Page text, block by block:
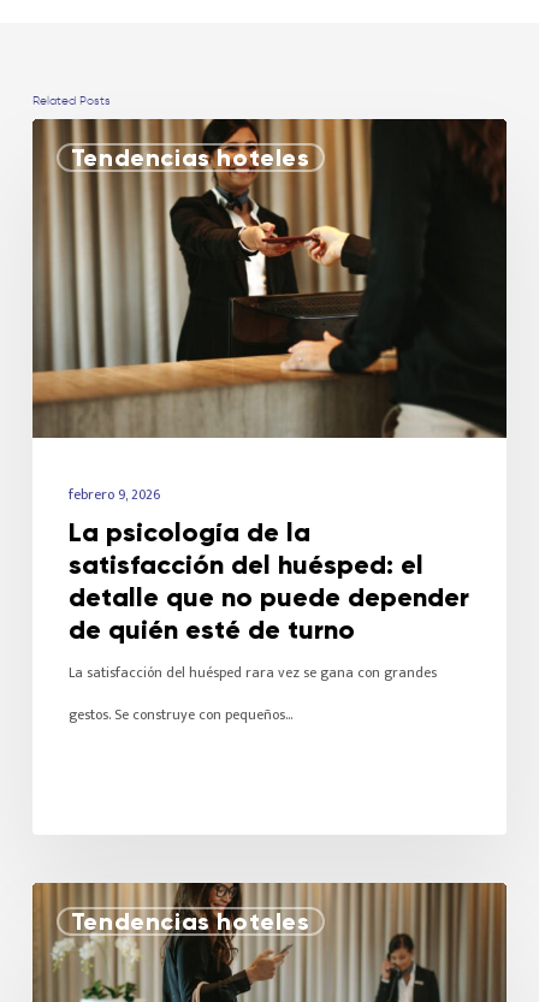
Related Posts
Tendencias hoteles
febrero 9, 2026
La psicología de la
satisfacción del huésped: el
detalle que no puede depender
de quién esté de turno
La satisfacción del huésped rara vez se gana con grandes
gestos. Se construye con pequeños…
Tendencias hoteles